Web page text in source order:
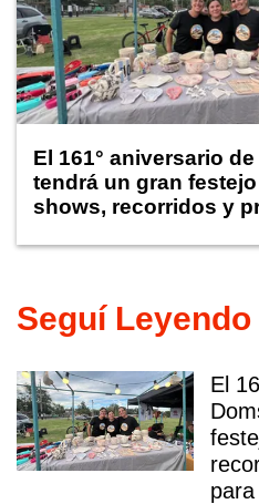
El 161° aniversario
tendrá un gran
shows, recorridos y
Seguí Leyendo
El